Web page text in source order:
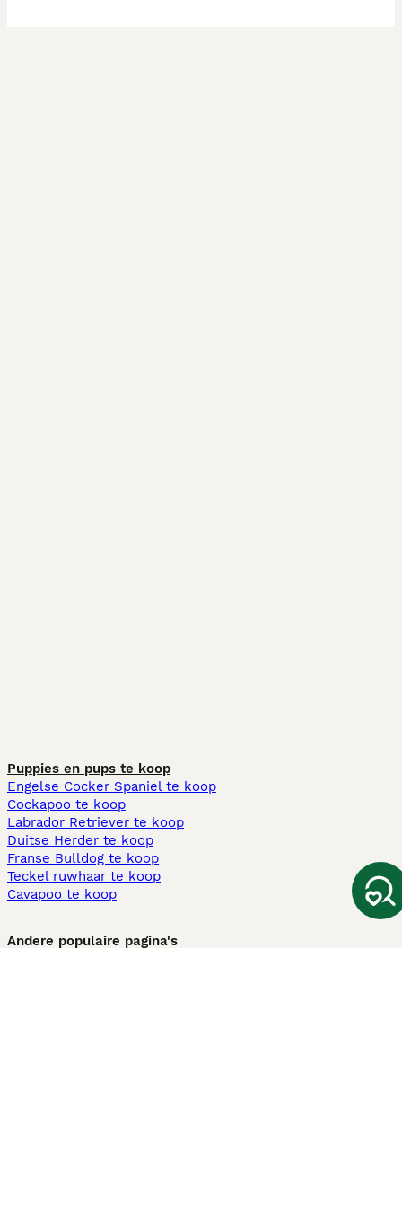
Puppies en pups te koop
Engelse Cocker Spaniel te koop
Cockapoo te koop
Labrador Retriever te koop
Duitse Herder te koop
Franse Bulldog te koop
Teckel ruwhaar te koop
Cavapoo te koop
Andere populaire pagina's